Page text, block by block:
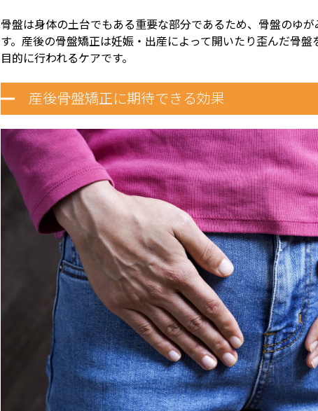
骨盤は身体の土台でもある重要な部分であるため、骨盤のゆ
す。産後の骨盤矯正は妊娠・出産によって開いたり歪んだ骨
目的に行われるケアです。
産後骨盤矯正に期待できる効果